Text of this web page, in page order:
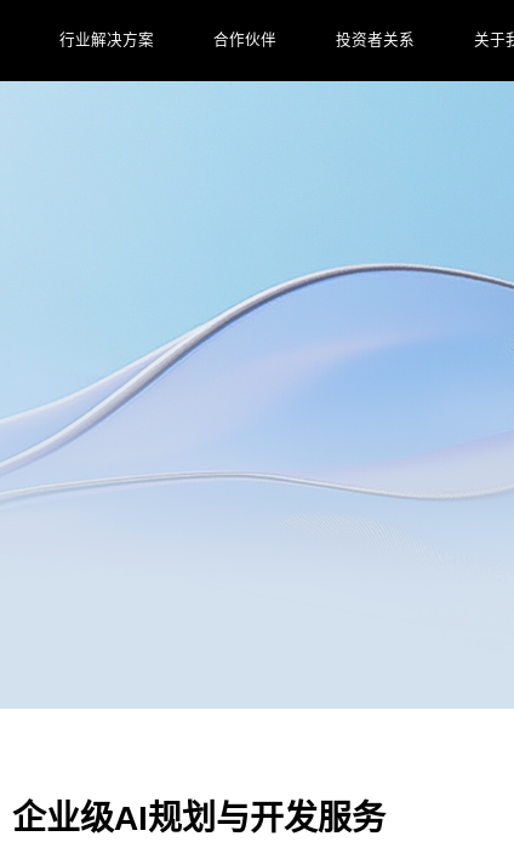
行业解决方案 合作伙伴 投资者关系 关于
企业级AI规划与开发服务